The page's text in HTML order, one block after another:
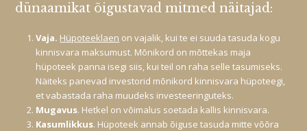
dünaamikat õigustavad mitmed näitajad:
Vaja. Hüpoteeklaen on vajalik, kui te ei suuda tasuda kogu
kinnisvara maksumust. Mõnikord on mõttekas maja
hüpoteek panna isegi siis, kui teil on raha selle tasumiseks.
Näiteks panevad investorid mõnikord kinnisvara hüpoteegi,
et vabastada raha muudeks investeeringuteks.
Mugavus. Hetkel on võimalus soetada kallis kinnisvara.
Kasumlikkus. Hüpoteek annab õiguse tasuda mitte võõra